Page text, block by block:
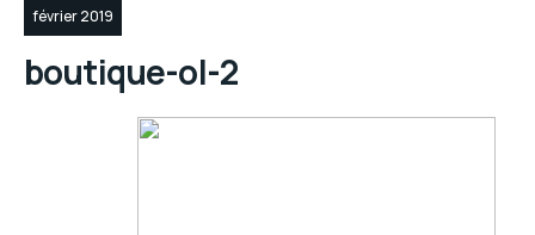
février 2019
boutique-ol-2